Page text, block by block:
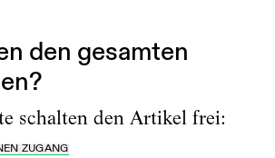
den gesamten
schalten den Artikel frei:
ZUGANG